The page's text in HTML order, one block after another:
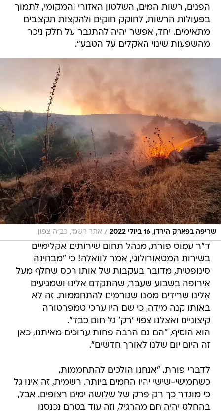
הפנים, רשות המים, השלטון האזורי והמקומי, לתמוך
בפעולות הרשות, לחוקק חוקים ולהקצות תקציבים
מתאימים. יחד, אפשר יהיה להתגבר על חלק ניכר
מהשפעות שינוי האקלים על הטבע".
שריפה בפארק הירדן, 16 ביולי 2022 / אתר רשמי, כב"ה צפון
ד"ר עמוס פורת, מנהל תחום שירותים אקלימיים
בשירות המטאורולוגי, אמר לוואלה! כי "מבחינה
סינופטית, מדובר בעקבות של אותו רכס שחלף מעל
אירופה בשבוע שעבר, שהתקדם אלינו ושמגיעים
אלינו שרידים ממנו שגורמים להתחממות. זה לא
באותו קנה מידה, כי שם היו ערכי טמפרטורה
קיצוניים ואצלנו צפוי 'רק' גל חום כבד".
הוא הוסיף, "הם גם הרבה פחות ערוכים מאיתנו, כאן
זה היום יום שלנו לאורך חדשים".
לדברי פורת, "אנחנו הולכים להתחממות,
כשחמישי-שישי יהיו החמים ביותר. רשמית, זה אינו גל
כי מוגדר כך רק פרק של שלושה ימים רצופים. אבל,
בהחלט יהיה חם מהרגיל, וזה עוד בטרם נכנסנו